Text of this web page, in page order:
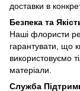
доставки в
Безпека та
Наші флористи
гарантувати, що
використовуємо
матеріали.
Служба